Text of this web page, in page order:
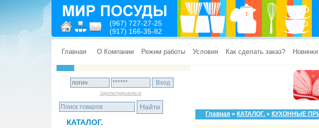
(967) 727-27-25
(917) 166-35-82
Главная О Компании Режим работы Условия Как сделать заказ? Новинки
Зарегистрироваться
КАТАЛОГ.
Главная » КАТАЛОГ. » КУХОННЫЕ